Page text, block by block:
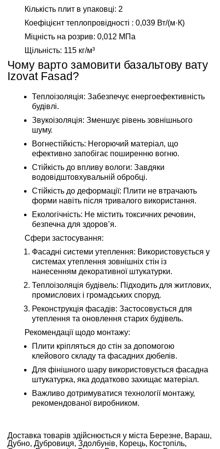
Кількість плит в упаковці: 2
Коефіцієнт теплопровідності : 0,039 Вт/(м·К)
Міцність на розрив: 0,012 МПа
Щільність: 115 кг/м³
Чому варто замовити базальтову вату
Izovat Fasad?
Теплоізоляція: Забезпечує енергоефективність
будівлі.
Звукоізоляція: Зменшує рівень зовнішнього
шуму.
Вогнестійкість: Негорючий матеріал, що
ефективно запобігає поширенню вогню.
Стійкість до впливу вологи: Завдяки
водовідштовхувальній обробці.
Стійкість до деформації: Плити не втрачають
форми навіть після тривалого використання.
Екологічність: Не містить токсичних речовин,
безпечна для здоров’я.
Сфери застосування:
Фасадні системи утеплення: Використовується у
системах утеплення зовнішніх стін із
нанесенням декоративної штукатурки.
Теплоізоляція будівель: Підходить для житлових,
промислових і громадських споруд.
Реконструкція фасадів: Застосовується для
утеплення та оновлення старих будівель.
Рекомендації щодо монтажу:
Плити кріпляться до стін за допомогою
клейового складу та фасадних дюбелів.
Для фінішного шару використовується фасадна
штукатурка, яка додатково захищає матеріал.
Важливо дотримуватися технології монтажу,
рекомендованої виробником.
Доставка товарів здійснюється у міста Березне, Вараш,
Дубно, Дубровиця, Здолбунів, Корець, Костопіль,